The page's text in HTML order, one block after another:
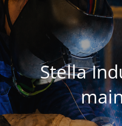
Stella